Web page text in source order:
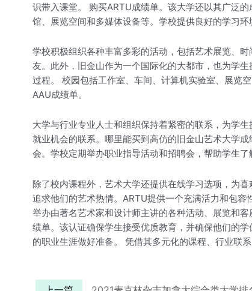
识带入课堂。 购买ARTU成绩单。该大学还以其广泛
馆、展览空间和多媒体设备等。学校提供良好的学习
学校积极组织各种丰富多彩的活动，包括艺术展览、
友。此外，旧金山作为一个国际化的大都市，也为学
过程。 校园包括工作室、车间、计算机实验室、展览
AAU成绩单。
大学与行业专业人士和组织保持着紧密的联系，为学
就业机会的联系。哪里能买到高仿的旧金山艺术大学
会。学校定期举办职业指导活动和招聘会，帮助学生
除了校内课程外，艺术大学还提供在线学习选项，为
追求他们的艺术热情。ARTU提供一个充满活力和包
举办由著名艺术家和设计师主讲的各种活动、展览和
绩单。该认证确保学生接受优质教育，并确保他们的
的职业生涯做好准备。 凭借其多元化的课程、行业联